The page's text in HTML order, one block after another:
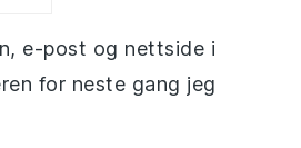
e-post og nettside i
for neste gang jeg